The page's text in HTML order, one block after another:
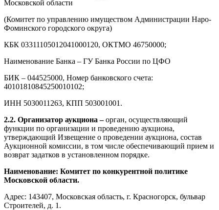
Московской области
(Комитет по управлению имуществом Администрации Наро-
Фоминского городского округа)
КБК 03311105012041000120, ОКТМО 46750000;
Наименование Банка – ГУ Банка России по ЦФО
БИК – 044525000, Номер банковского счета:
40101810845250010102;
ИНН 5030011263, КПП 503001001.
2.2. Организатор аукциона –орган, осуществляющий
функции по организации и проведению аукциона,
утверждающий Извещение о проведении аукциона, состав
Аукционной комиссии, в том числе обеспечивающий прием и
возврат задатков в установленном порядке.
Наименование: Комитет по конкурентной политике
Московской области.
Адрес: 143407, Московская область, г. Красногорск, бульвар
Строителей, д. 1.